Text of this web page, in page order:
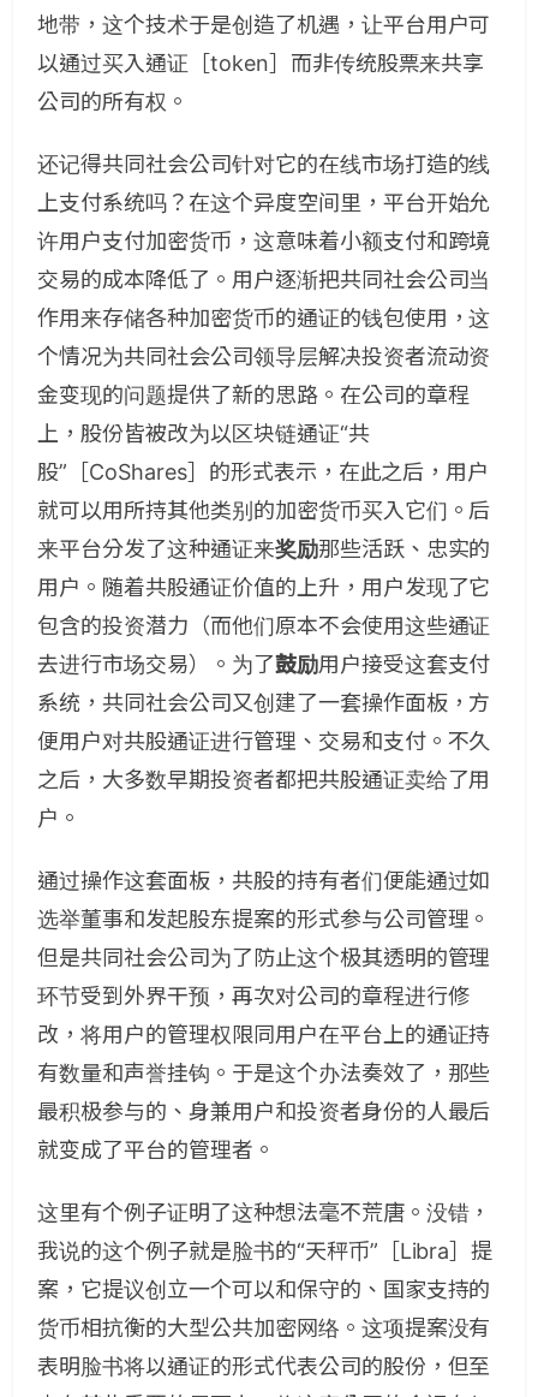
地带，这个技术于是创造了机遇，让平台用户可
以通过买入通证［token］而非传统股票来共享
公司的所有权。
还记得共同社会公司针对它的在线市场打造的线
上支付系统吗？在这个异度空间里，平台开始允
许用户支付加密货币，这意味着小额支付和跨境
交易的成本降低了。用户逐渐把共同社会公司当
作用来存储各种加密货币的通证的钱包使用，这
个情况为共同社会公司领导层解决投资者流动资
金变现的问题提供了新的思路。在公司的章程
上，股份皆被改为以区块链通证“共
股”［CoShares］的形式表示，在此之后，用户
就可以用所持其他类别的加密货币买入它们。后
来平台分发了这种通证来奖励那些活跃、忠实的
用户。随着共股通证价值的上升，用户发现了它
包含的投资潜力（而他们原本不会使用这些通证
去进行市场交易）。为了鼓励用户接受这套支付
系统，共同社会公司又创建了一套操作面板，方
便用户对共股通证进行管理、交易和支付。不久
之后，大多数早期投资者都把共股通证卖给了用
户。
通过操作这套面板，共股的持有者们便能通过如
选举董事和发起股东提案的形式参与公司管理。
但是共同社会公司为了防止这个极其透明的管理
环节受到外界干预，再次对公司的章程进行修
改，将用户的管理权限同用户在平台上的通证持
有数量和声誉挂钩。于是这个办法奏效了，那些
最积极参与的、身兼用户和投资者身份的人最后
就变成了平台的管理者。
这里有个例子证明了这种想法毫不荒唐。没错，
我说的这个例子就是脸书的“天秤币”［Libra］提
案，它提议创立一个可以和保守的、国家支持的
货币相抗衡的大型公共加密网络。这项提案没有
表明脸书将以通证的形式代表公司的股份，但至